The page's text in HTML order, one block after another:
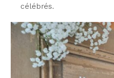
célébrés.